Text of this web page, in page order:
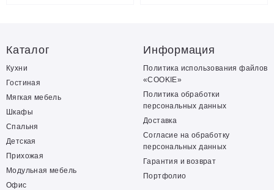
Каталог
Кухни
Гостиная
Мягкая мебель
Шкафы
Спальня
Детская
Прихожая
Модульная мебель
Офис
Информация
Политика использования файлов
«COOKIE»
Политика обработки
персональных данных
Доставка
Согласие на обработку
персональных данных
Гарантия и возврат
Портфолио